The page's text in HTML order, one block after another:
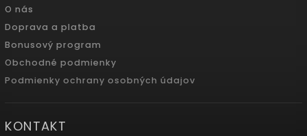
O nás
Doprava a platba
Bonusový program
Obchodné podmienky
Podmienky ochrany osobných údajov
KONTAKT